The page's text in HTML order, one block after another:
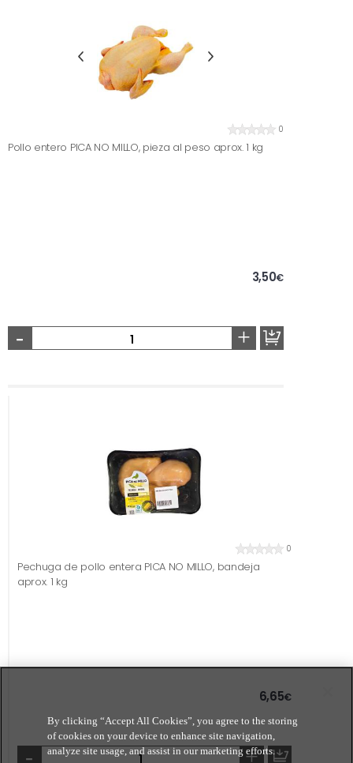
0
Pollo entero PICA NO MILLO, pieza al peso aprox. 1 kg
3,50€
- +
0
Pechuga de pollo entera PICA NO MILLO, bandeja
aprox. 1 kg
6,65€
- +
By clicking “Accept All Cookies”, you agree to the storing
of cookies on your device to enhance site navigation,
analyze site usage, and assist in our marketing efforts.